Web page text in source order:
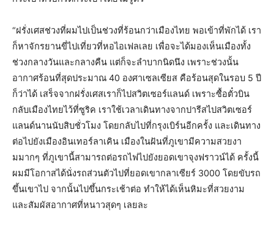
“ฝรั่งเศสช่วงที่ผมไปเป็นช่วงที่ร้อนกว่าเมืองไทย พอเข้าที่พักได้ เรา
ก็หาจักรยานขี่ไปเที่ยวที่หอไอเฟลเลย เพื่อจะได้มองเห็นเมืองทั้ง
ช่วงกลางวันและกลางคืน แต่ก็จะลำบากนิดนึง เพราะช่วงนั้น
อากาศร้อนที่สุดประมาณ 40 องศาเซลเซียส คือร้อนสุดในรอบ 5 ปี
ก็ว่าได้ เสร็จจากฝรั่งเศสเราก็ไปสวิตเซอร์แลนด์ เพราะซื้อตั๋วบิน
กลับเมืองไทยไว้ที่ซูริค เราใช้เวลาเดินทางจากปารีสไปสวิตเซอร์
แลนด์นานนับสิบชั่วโมง โดยกลับไปที่กรุงเบิร์นอีกครั้ง และเดินทาง
ต่อไปยังเมืองอินเทอร์ลาเคิน เมืองในฝันที่ภูเขามีความสวยงา
มมากๆ ที่ภูเขานี้สามารถต่อรถไฟไปยังยอดเขาจุงฟราวน์ได้ ครั้งนี้
ผมมีโอกาสได้นั่งรถส่วนตัวไปที่ยอดเขากลาเซียร์ 3000 โดยขับรถ
ขึ้นเขาไป จากนั้นไปขึ้นกระเช้าต่อ ทำให้ได้เห็นหิมะที่สวยงาม
และสัมผัสอากาศที่หนาวสุดๆ เลยละ